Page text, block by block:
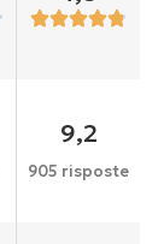
9,2
905 risposte